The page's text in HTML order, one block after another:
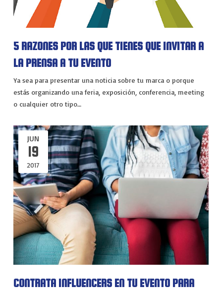
5 RAZONES POR LAS QUE TIENES QUE INVITAR A
LA PRENSA A TU EVENTO
Ya sea para presentar una noticia sobre tu marca o porque
estás organizando una feria, exposición, conferencia, meeting
o cualquier otro tipo…
CONTRATA INFLUENCERS EN TU EVENTO PARA
JUN
19
2017